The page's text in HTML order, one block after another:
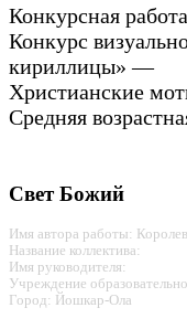
Конкурсная
Конкурс
кириллицы» —
Христианские
Средняя
Свет Божий
Имя автора работы:
Название коллектива:
Имя руководителя:
Учреждение
Город: Йошкар-Ола